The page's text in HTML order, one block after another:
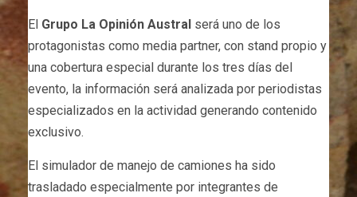
El Grupo La Opinión Austral será uno de los
protagonistas como media partner, con stand propio y
una cobertura especial durante los tres días del
evento, la información será analizada por periodistas
especializados en la actividad generando contenido
exclusivo.
El simulador de manejo de camiones ha sido
trasladado especialmente por integrantes de